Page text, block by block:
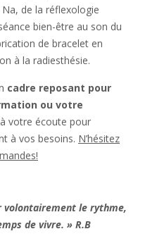
de la réflexologie
bien-être au son du
de bracelet en
à la radiesthésie.
cadre reposant pour
ou votre
votre écoute pour
à vos besoins. N’hésitez
volontairement le rythme,
de vivre. » R.B